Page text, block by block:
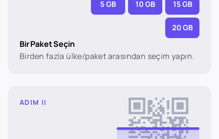
5 GB 10 GB 15 GB
20 GB
Bir Paket Seçin
Birden fazla ülke/paket arasından seçim yapın.
ADIM II